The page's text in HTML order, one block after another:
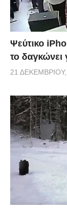
Ψεύτικο
το δαγκώνει
21 ΔΕΚΕΜΒΡΊΟΥ,